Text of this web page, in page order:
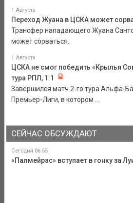
1 Августа
Переход Жуана в ЦСКА может
Трансфер нападающего Жуана
может сорваться.
1 Августа
ЦСКА не смог победить «Крылья
тура РПЛ, 1:1
Завершился матч 2-го тура Альфа-
Премьер-Лиги, в котором ...
СЕЙЧАС ОБСУЖДАЮТ
Сегодня 06:55
«Палмейрас» вступает в гонку за